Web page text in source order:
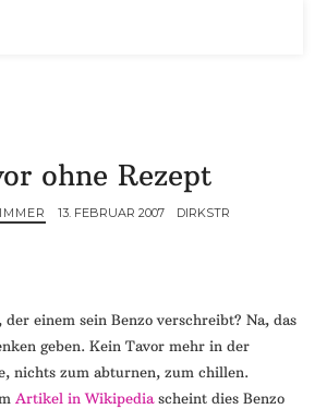
ohne Rezept
13. FEBRUAR 2007 DIRKSTR
einem sein Benzo verschreibt? Na, das
geben. Kein Tavor mehr in der
nichts zum abturnen, zum chillen.
Artikel in Wikipediascheint dies Benzo